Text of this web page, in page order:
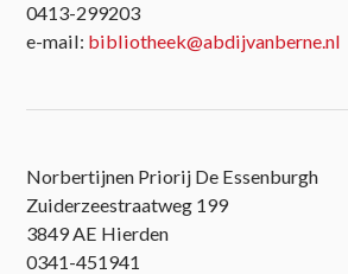
0413-299203
e-mail: bibliotheek@abdijvanberne.nl
Norbertijnen Priorij De Essenburgh
Zuiderzeestraatweg 199
3849 AE Hierden
0341-451941